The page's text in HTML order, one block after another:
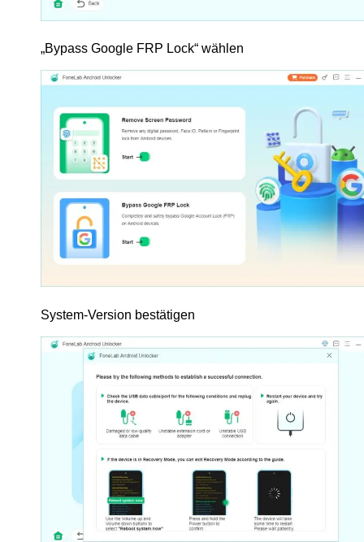
„Bypass Google FRP Lock“ wählen
System-Version bestätigen